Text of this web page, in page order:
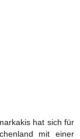
hat sich für
mit einer